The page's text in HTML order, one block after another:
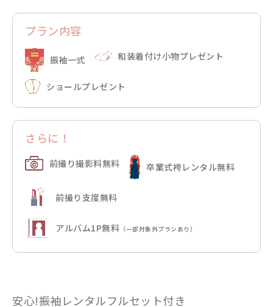
プラン内容
振袖一式 和装着付け小物プレゼント
ショールプレゼント
さらに！
前撮り撮影料無料 卒業式袴レンタル無料
前撮り支度無料
アルバム1P無料 （一部対象外プランあり）
安心!振袖レンタルフルセット付き